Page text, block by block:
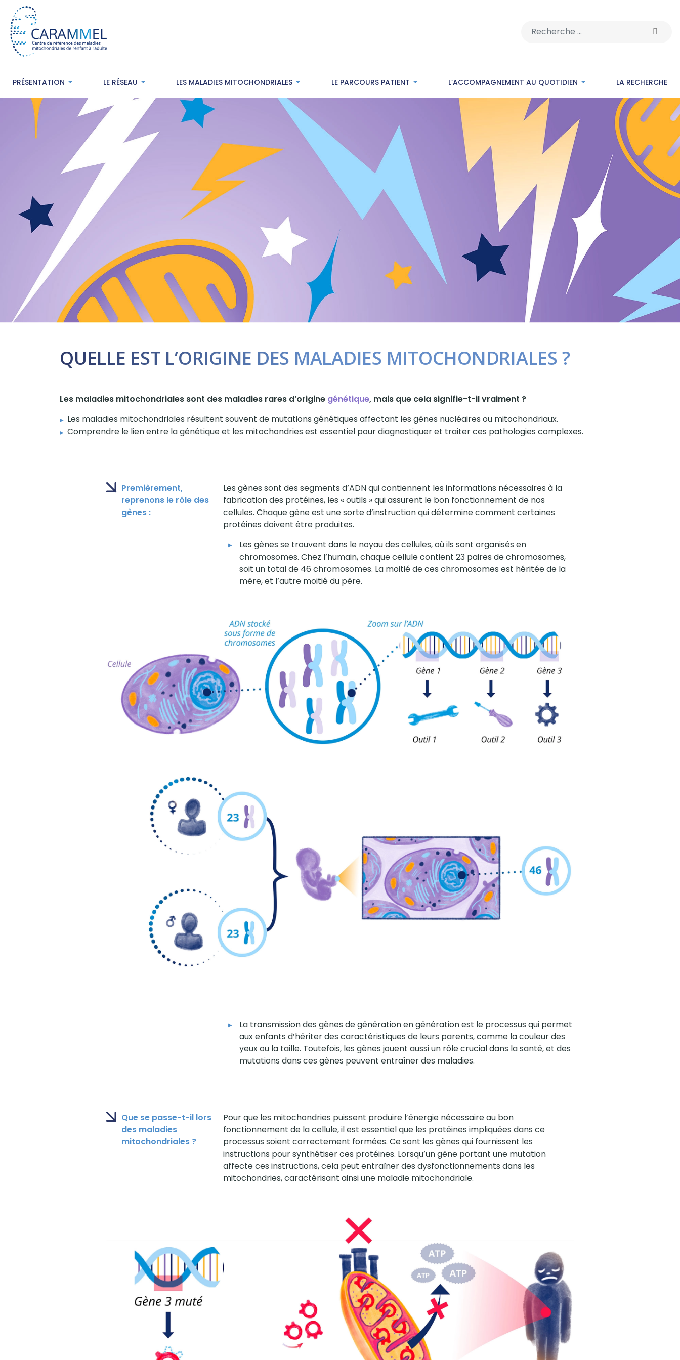
PRÉSENTATION LE RÉSEAU LES MALADIES MITOCHONDRIALES LE PARCOURS PATIENT L’ACCOMPAGNEMENT AU QUOTIDIEN LA RECHERCHE
Rechercher
QUELLE EST L’ORIGINE DES MALADIES MITOCHONDRIALES ?
Les maladies mitochondriales sont des maladies rares d’origine génétique, mais que cela signifie-t-il vraiment ?
Les maladies mitochondriales résultent souvent de mutations génétiques affectant les gènes nucléaires ou mitochondriaux.
Comprendre le lien entre la génétique et les mitochondries est essentiel pour diagnostiquer et traiter ces pathologies complexes.
Premièrement,
reprenons le rôle des
gènes :
Les gènes sont des segments d’ADN qui contiennent les informations nécessaires à la
fabrication des protéines, les « outils » qui assurent le bon fonctionnement de nos
cellules. Chaque gène est une sorte d’instruction qui détermine comment certaines
protéines doivent être produites.
Les gènes se trouvent dans le noyau des cellules, où ils sont organisés en
chromosomes. Chez l’humain, chaque cellule contient 23 paires de chromosomes,
soit un total de 46 chromosomes. La moitié de ces chromosomes est héritée de la
mère, et l’autre moitié du père.
La transmission des gènes de génération en génération est le processus qui permet
aux enfants d’hériter des caractéristiques de leurs parents, comme la couleur des
yeux ou la taille. Toutefois, les gènes jouent aussi un rôle crucial dans la santé, et des
mutations dans ces gènes peuvent entraîner des maladies.
Que se passe-t-il lors
des maladies
mitochondriales ?
Pour que les mitochondries puissent produire l’énergie nécessaire au bon
fonctionnement de la cellule, il est essentiel que les protéines impliquées dans ce
processus soient correctement formées. Ce sont les gènes qui fournissent les
instructions pour synthétiser ces protéines. Lorsqu’un gène portant une mutation
affecte ces instructions, cela peut entraîner des dysfonctionnements dans les
mitochondries, caractérisant ainsi une maladie mitochondriale.